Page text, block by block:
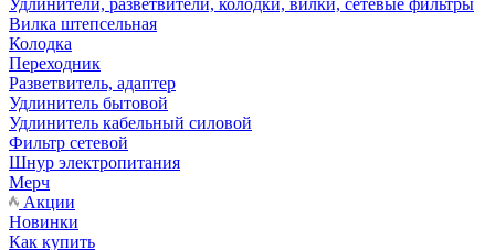
Удлинители, разветвители, колодки, вилки, сетевые фильтры
Вилка штепсельная
Колодка
Переходник
Разветвитель, адаптер
Удлинитель бытовой
Удлинитель кабельный силовой
Фильтр сетевой
Шнур электропитания
Мерч
Акции
Новинки
Как купить